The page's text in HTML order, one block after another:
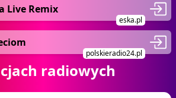
Live Remix
eska.pl
polskieradio24.pl
radiowych